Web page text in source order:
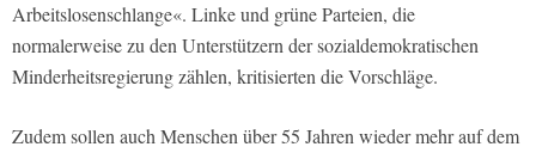
Arbeitslosenschlange«. Linke und grüne Parteien, die
normalerweise zu den Unterstützern der sozialdemokratischen
Minderheitsregierung zählen, kritisierten die Vorschläge.
Zudem sollen auch Menschen über 55 Jahren wieder mehr auf dem